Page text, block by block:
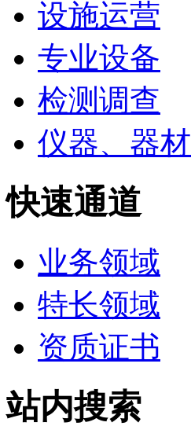
设施运营
专业设备
检测调查
仪器、器材
快速通道
业务领域
特长领域
资质证书
站内搜索